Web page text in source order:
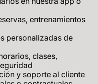
entrenamientos
personalizadas de
clases,
y soporte al cliente